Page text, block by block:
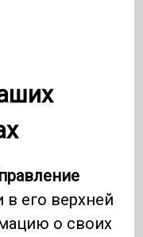
в его верхней
о своих